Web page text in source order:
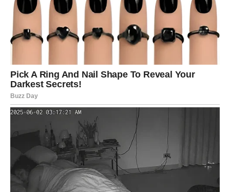
mijenja u vašu korist.
Moguće su veoma dobre vijesti vezane za posao ili
finansije.
Snaga sada dobija nagradu
Sve ono što vas je ranije povrjeđivalo sada vas čini
mnogo jačima.
STRIJELAC
Dugo ste pokušavali ostati pozitivni čak i kada vam nije
bilo lako. Karma vam sada donosi ljude i prilike koje